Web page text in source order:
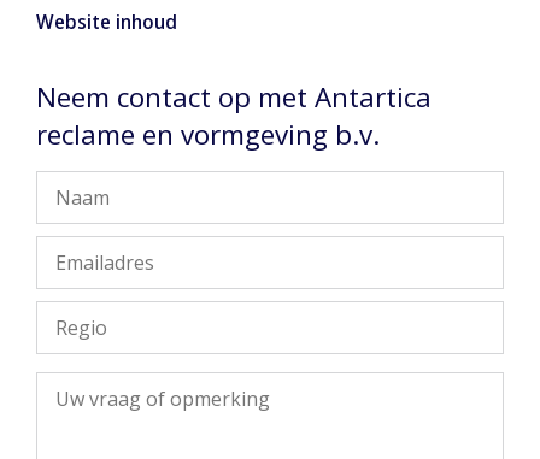
Website inhoud
Neem contact op met Antartica
reclame en vormgeving b.v.